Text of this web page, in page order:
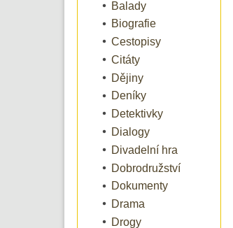
Balady
Biografie
Cestopisy
Citáty
Dějiny
Deníky
Detektivky
Dialogy
Divadelní hra
Dobrodružství
Dokumenty
Drama
Drogy